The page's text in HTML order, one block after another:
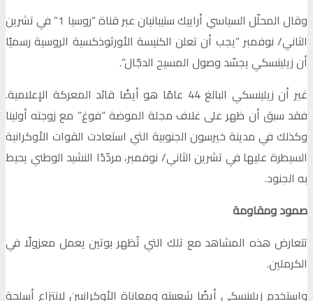
وقال المحلّل السياسي أراييك ستيبانيان عبر قناة “روسيا 1” في تشرين
الثاني/ نوفمبر “يجب أن تعلن الكنيسة الأورثوذكسية الروسية رسميًا
أن زيلينسكي يجسّد وصول المسيح الدجّال”.
غير أن زيلينسكي البالغ 44 عامًا هو أيضًا قائد المعركة الإعلامية.
فقد سبق أن ظهر على غلاف مجلة الموضة “فوغ” مع زوجته أولينا
وكذلك في مدينة خيرسون الجنوبية التي استعادت القوات الأوكرانية
السيطرة عليها في تشرين الثاني/ نوفمبر، مردّدًا النشيد الوطني يحيط
به الجنود.
صمود ومقاومة
تتعارض هذه المشاهد مع تلك التي تُظهر بوتين يعمل معزولًا في
الكرملين.
واستخدم زيلينسكي أيضًا شعبيته ومعاناة الأوكرانيين لانتزاع أسلحة